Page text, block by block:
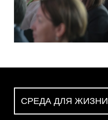
СРЕДА ДЛЯ ЖИЗНИ